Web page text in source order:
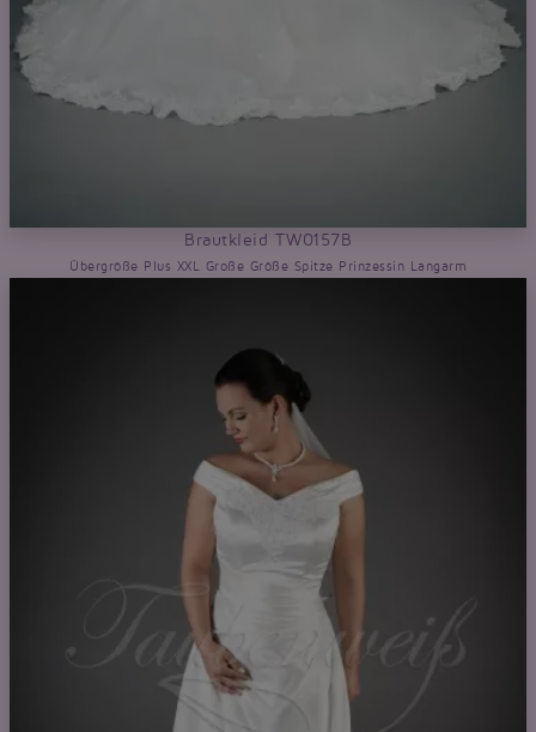
Brautkleid TW0157B
Übergröße Plus XXL Große Größe Spitze Prinzessin Langarm